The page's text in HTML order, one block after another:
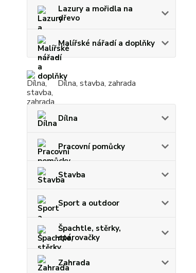
Lazury a mořidla na
dřevo
Malířské nářadí a doplňky
Dílna, stavba, zahrada
Dílna
Pracovní pomůcky
Stavba
Sport a outdoor
Špachtle, stěrky,
spárovačky
Zahrada